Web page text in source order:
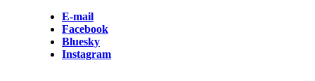
E-mail
Facebook
Bluesky
Instagram